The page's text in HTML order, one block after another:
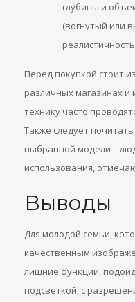
глубины и
(вогнутый или
Перед покупкой стоит
различных магазинах
технику часто
Также следует
выбранной модели –
использования,
Выводы
Для молодой семьи,
качественным
лишние функции,
подсветкой, с